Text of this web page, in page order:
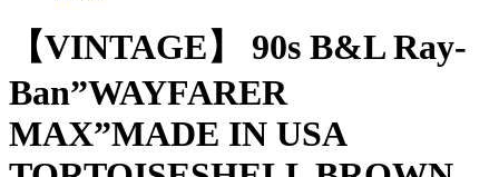
【VINTAGE】 90s B&L Ray-
Ban”WAYFARER
MAX”MADE IN USA